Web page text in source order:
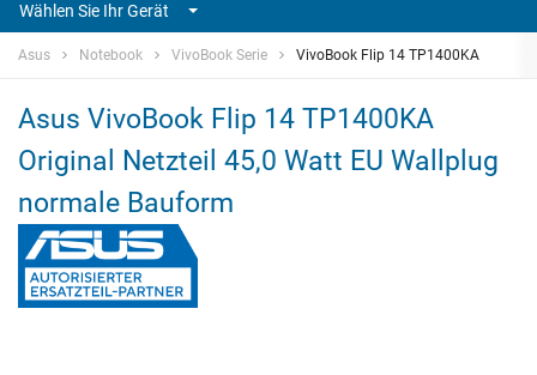
Wählen Sie Ihr Gerät
Asus Notebook VivoBook Serie VivoBook Flip 14 TP1400KA
Asus VivoBook Flip 14 TP1400KA
Original Netzteil 45,0 Watt EU Wallplug
normale Bauform